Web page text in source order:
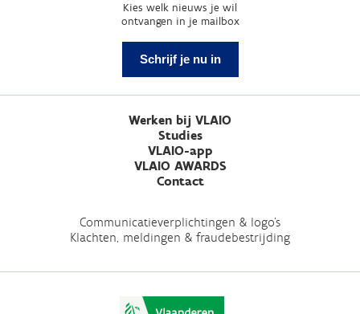
Kies welk nieuws je wil
ontvangen in je mailbox
Schrijf je nu in
Werken bij VLAIO
Studies
VLAIO-app
VLAIO AWARDS
Contact
Communicatieverplichtingen & logo's
Klachten, meldingen & fraudebestrijding